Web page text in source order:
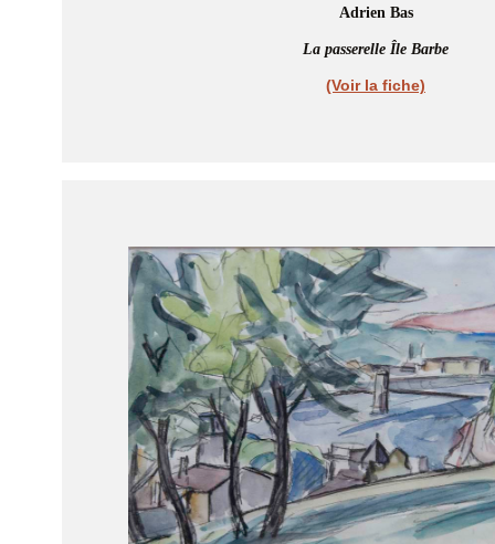
Adrien Bas
La passerelle Île Barbe
(Voir la fiche)